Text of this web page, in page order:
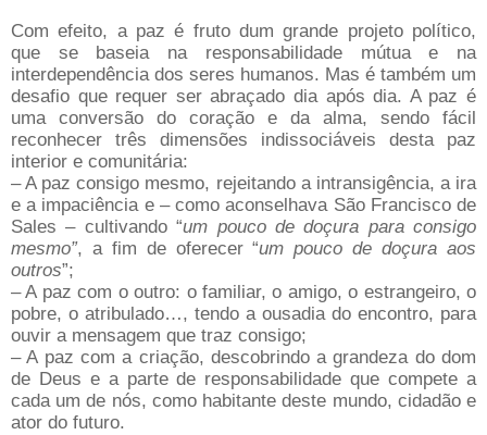
Com efeito, a paz é fruto dum grande projeto político,
que se baseia na responsabilidade mútua e na
interdependência dos seres humanos. Mas é também um
desafio que requer ser abraçado dia após dia. A paz é
uma conversão do coração e da alma, sendo fácil
reconhecer três dimensões indissociáveis desta paz
interior e comunitária:
– A paz consigo mesmo, rejeitando a intransigência, a ira
e a impaciência e – como aconselhava São Francisco de
Sales – cultivando “um pouco de doçura para consigo
mesmo”, a fim de oferecer “um pouco de doçura aos
outros”;
– A paz com o outro: o familiar, o amigo, o estrangeiro, o
pobre, o atribulado…, tendo a ousadia do encontro, para
ouvir a mensagem que traz consigo;
– A paz com a criação, descobrindo a grandeza do dom
de Deus e a parte de responsabilidade que compete a
cada um de nós, como habitante deste mundo, cidadão e
ator do futuro.